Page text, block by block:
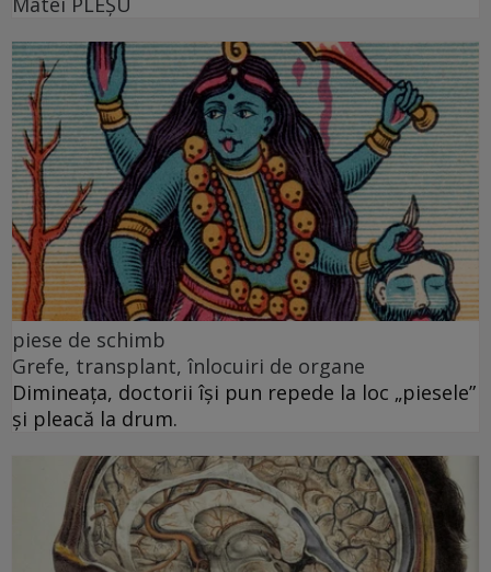
piese de schimb
Grefe, transplant, înlocuiri de organe
Dimineața, doctorii își pun repede la loc „piesele”
și pleacă la drum.